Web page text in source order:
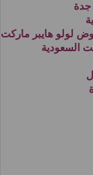
لولو هايبر ماركت
السعودية